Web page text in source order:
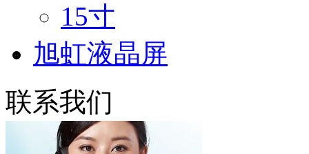
15寸
旭虹液晶屏
联系我们